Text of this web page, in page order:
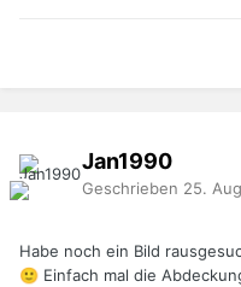
Jan1990
Geschrieben 25.
Habe noch ein Bild
🙂 Einfach mal die